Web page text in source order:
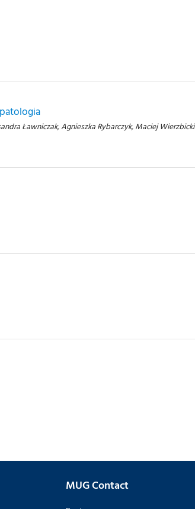
Ławniczak, Agnieszka Rybarczyk, Maciej Wierzbicki
MUG Contact